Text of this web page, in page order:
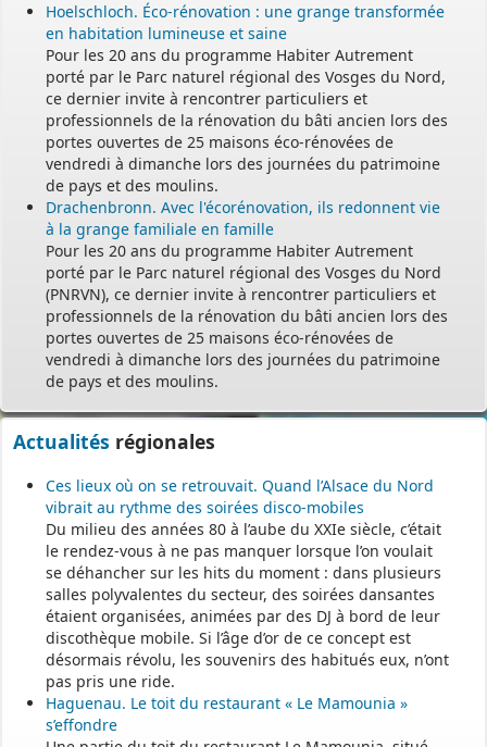
Hoelschloch. Éco-rénovation : une grange transformée
en habitation lumineuse et saine
Pour les 20 ans du programme Habiter Autrement
porté par le Parc naturel régional des Vosges du Nord,
ce dernier invite à rencontrer particuliers et
professionnels de la rénovation du bâti ancien lors des
portes ouvertes de 25 maisons éco-rénovées de
vendredi à dimanche lors des journées du patrimoine
de pays et des moulins.
Drachenbronn. Avec l'écorénovation, ils redonnent vie
à la grange familiale en famille
Pour les 20 ans du programme Habiter Autrement
porté par le Parc naturel régional des Vosges du Nord
(PNRVN), ce dernier invite à rencontrer particuliers et
professionnels de la rénovation du bâti ancien lors des
portes ouvertes de 25 maisons éco-rénovées de
vendredi à dimanche lors des journées du patrimoine
de pays et des moulins.
Actualités régionales
Ces lieux où on se retrouvait. Quand l’Alsace du Nord
vibrait au rythme des soirées disco-mobiles
Du milieu des années 80 à l’aube du XXIe siècle, c’était
le rendez-vous à ne pas manquer lorsque l’on voulait
se déhancher sur les hits du moment : dans plusieurs
salles polyvalentes du secteur, des soirées dansantes
étaient organisées, animées par des DJ à bord de leur
discothèque mobile. Si l’âge d’or de ce concept est
désormais révolu, les souvenirs des habitués eux, n’ont
pas pris une ride.
Haguenau. Le toit du restaurant « Le Mamounia »
s’effondre